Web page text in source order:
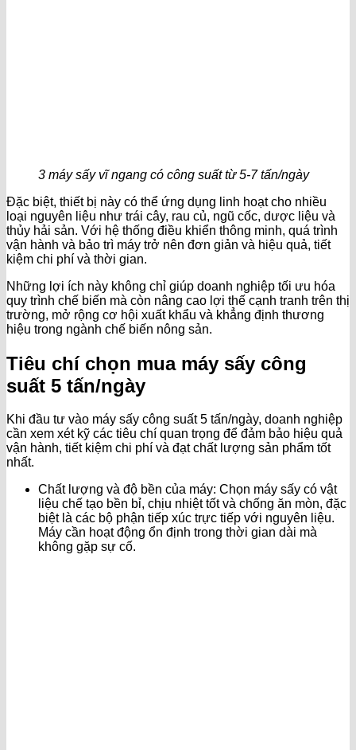
3 máy sấy vĩ ngang có công suất từ 5-7 tấn/ngày
Đặc biệt, thiết bị này có thể ứng dụng linh hoạt cho nhiều
loại nguyên liệu như trái cây, rau củ, ngũ cốc, dược liệu và
thủy hải sản. Với hệ thống điều khiển thông minh, quá trình
vận hành và bảo trì máy trở nên đơn giản và hiệu quả, tiết
kiệm chi phí và thời gian.
Những lợi ích này không chỉ giúp doanh nghiệp tối ưu hóa
quy trình chế biến mà còn nâng cao lợi thế cạnh tranh trên thị
trường, mở rộng cơ hội xuất khẩu và khẳng định thương
hiệu trong ngành chế biến nông sản.
Tiêu chí chọn mua máy sấy công
suất 5 tấn/ngày
Khi đầu tư vào máy sấy công suất 5 tấn/ngày, doanh nghiệp
cần xem xét kỹ các tiêu chí quan trọng để đảm bảo hiệu quả
vận hành, tiết kiệm chi phí và đạt chất lượng sản phẩm tốt
nhất.
Chất lượng và độ bền của máy: Chọn máy sấy có vật
liệu chế tạo bền bỉ, chịu nhiệt tốt và chống ăn mòn, đặc
biệt là các bộ phận tiếp xúc trực tiếp với nguyên liệu.
Máy cần hoạt động ổn định trong thời gian dài mà
không gặp sự cố.